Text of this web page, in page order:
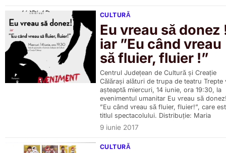
CULTURĂ
Eu vreau să donez
iar ”Eu când vreau
să fluier, fluier !”
Centrul Județean de Cultură și Creație
Călărași alături de trupa de teatru Trepte
așteaptă miercuri, 14 iunie, ora 19:30, la
evenimentul umanitar Eu vreau să
”Eu când vreau să fluier, fluier!”, care
titlul spectacolului. Distribuție: Maria
9 iunie 2017
CULTURĂ